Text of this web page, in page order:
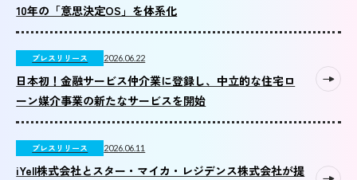
10年の「意思決定OS」を体系化
プレスリリース 2026.06.22
日本初！金融サービス仲介業に登録し、中立的な住宅ロ
ーン媒介事業の新たなサービスを開始
プレスリリース 2026.06.11
iYell株式会社とスター・マイカ・レジデンス株式会社が提